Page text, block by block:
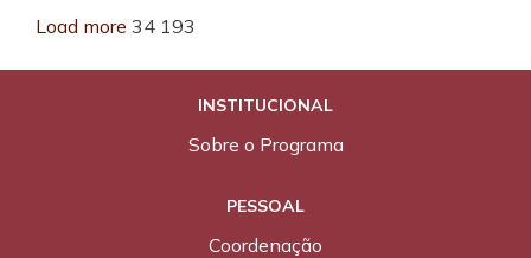
Load more 34 193
INSTITUCIONAL
Sobre o Programa
PESSOAL
Coordenação